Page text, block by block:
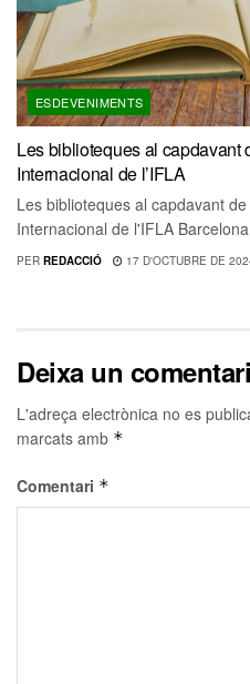
ESDEVENIMENTS
Les biblioteques al capdavant
Internacional de l’IFLA
Les biblioteques al capdavant
Internacional de l'IFLA
PER REDACCIÓ 17 D'OCTUBRE DE
Deixa un comentari
L'adreça electrònica no es
marcats amb *
Comentari *